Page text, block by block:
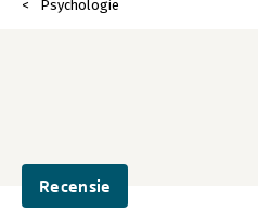
Psychologie
Recensie